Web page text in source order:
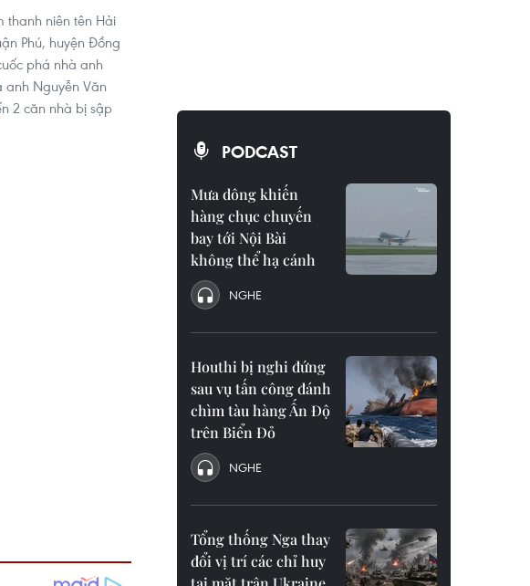
thanh niên tên Hải
Phú, huyện Đồng
phá nhà anh
anh Nguyễn Văn
2 căn nhà bị sập
PODCAST
Mưa dông khiến
hàng chục chuyến
bay tới Nội Bài
không thể hạ cánh
NGHE
Houthi bị nghi đứng
sau vụ tấn công đánh
chìm tàu hàng Ấn Độ
trên Biển Đỏ
NGHE
Tổng thống Nga thay
đổi vị trí các chỉ huy